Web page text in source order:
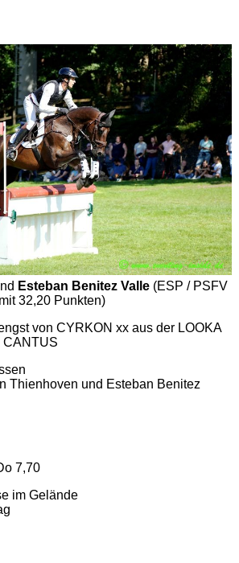
Esteban Benitez Valle(ESP / PSFV
32,20 Punkten)
von CYRKON xx aus der LOOKA
CANTUS
Thienhoven und Esteban Benitez
7,70
im Gelände